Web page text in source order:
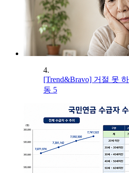
4.
[Trend&Bravo] 거절 못
동 5